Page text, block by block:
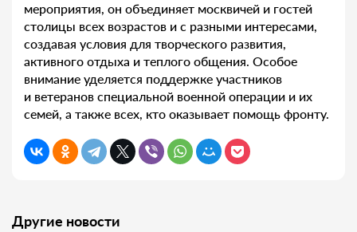
мероприятия, он объединяет москвичей и гостей
столицы всех возрастов и с разными интересами,
создавая условия для творческого развития,
активного отдыха и теплого общения. Особое
внимание уделяется поддержке участников
и ветеранов специальной военной операции и их
семей, а также всех, кто оказывает помощь фронту.
Другие новости